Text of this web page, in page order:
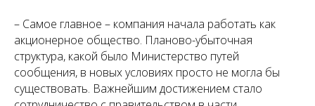
– Самое главное – компания начала работать как
акционерное общество. Планово-убыточная
структура, какой было Министерство путей
сообщения, в новых условиях просто не могла бы
существовать. Важнейшим достижением стало